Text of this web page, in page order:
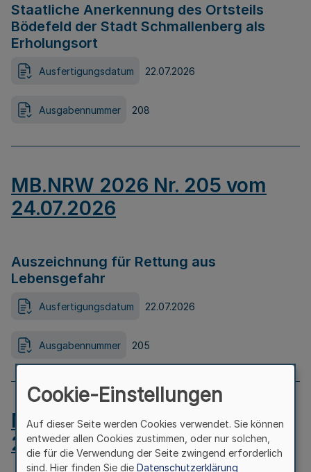
Staatliche Anerkennung des Ortsteils
Bödefeld der Stadt Schmallenberg als
Erholungsort
Ausfertigungsdatum 22.07.2026
Ausgabennummer 208
MB.NRW 2026 Nr. 205 vom
24.07.2026
Auszeichnung für Rettung aus
Lebensgefahr
Ausfertigungsdatum 22.07.2026
Ausgabennummer 205
MB.NRW 2026 Nr. 204 vom
24.07.2026
Cookie-Einstellungen
Auf dieser Seite werden Cookies verwendet. Sie können
entweder allen Cookies zustimmen, oder nur solchen,
die für die Verwendung der Seite zwingend erforderlich
sind. Hier finden Sie die Datenschutzerklärung